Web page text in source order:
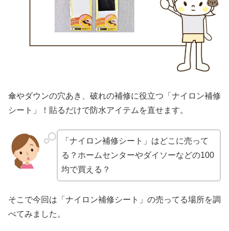
傘やダウンの穴あき、破れの補修に役立つ「ナイロン補修
シート」！貼るだけで防水アイテムを直せます。
「ナイロン補修シート」はどこに売って
る？ホームセンターやダイソーなどの100
均で買える？
そこで今回は「ナイロン補修シート」の売ってる場所を調
べてみました。